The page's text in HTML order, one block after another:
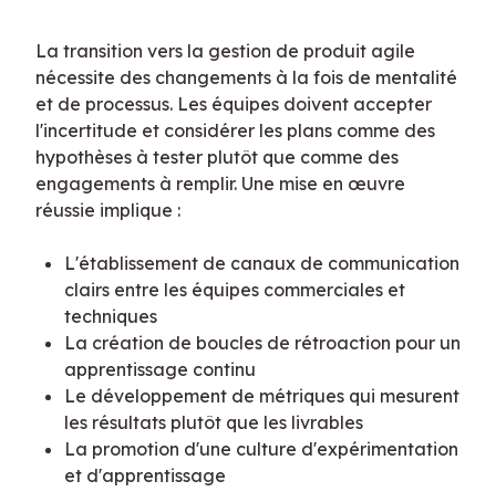
La transition vers la gestion de produit agile
nécessite des changements à la fois de mentalité
et de processus. Les équipes doivent accepter
l'incertitude et considérer les plans comme des
hypothèses à tester plutôt que comme des
engagements à remplir. Une mise en œuvre
réussie implique :
L'établissement de canaux de communication
clairs entre les équipes commerciales et
techniques
La création de boucles de rétroaction pour un
apprentissage continu
Le développement de métriques qui mesurent
les résultats plutôt que les livrables
La promotion d'une culture d'expérimentation
et d'apprentissage